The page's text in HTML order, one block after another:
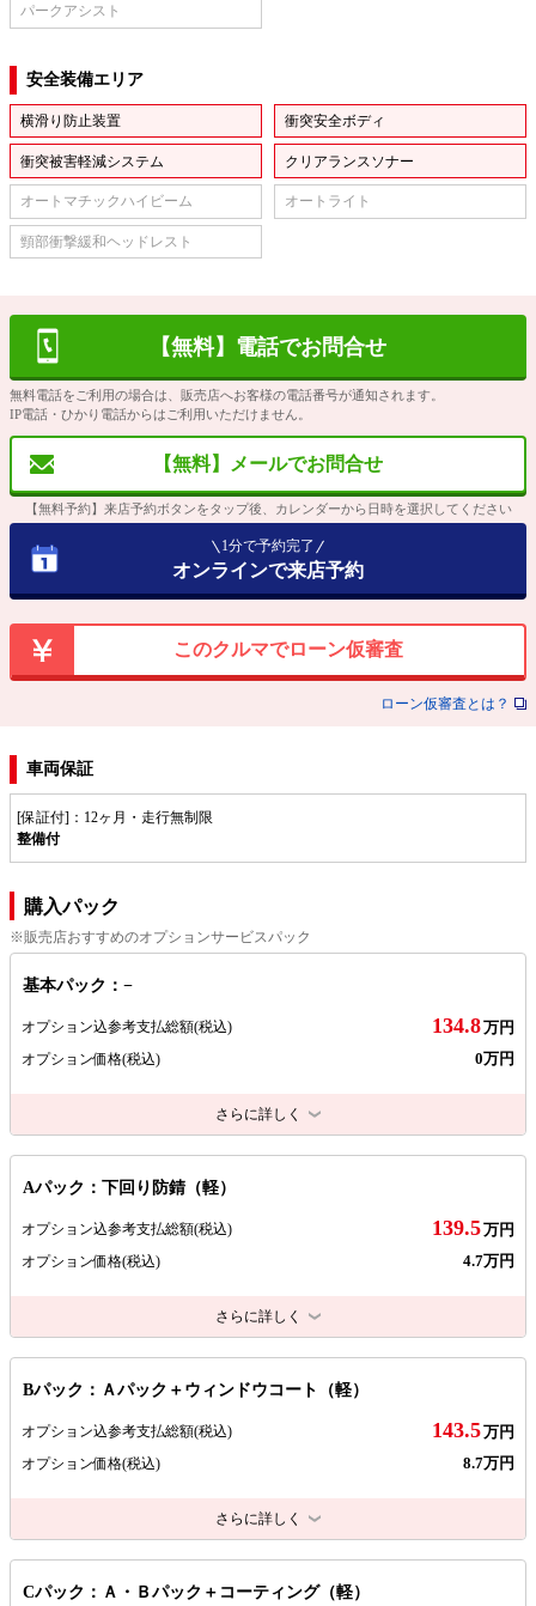
パークアシスト
安全装備エリア
横滑り防止装置 衝突安全ボディ
衝突被害軽減システム クリアランスソナー
オートマチックハイビーム オートライト
頸部衝撃緩和ヘッドレスト
【無料】電話でお問合せ
無料電話をご利用の場合は、販売店へお客様の電話番号が通知されます。
IP電話・ひかり電話からはご利用いただけません。
【無料】メールでお問合せ
【無料予約】来店予約ボタンをタップ後、カレンダーから日時を選択してください
1分で予約完了
オンラインで来店予約
このクルマでローン仮審査
ローン仮審査とは？
車両保証
[保証付]：12ヶ月・走行無制限
整備付
購入パック
※販売店おすすめのオプションサービスパック
基本パック：−
オプション込参考支払総額(税込) 134.8万円
オプション価格(税込) 0万円
さらに詳しく
Aパック：下回り防錆（軽）
オプション込参考支払総額(税込) 139.5万円
オプション価格(税込) 4.7万円
さらに詳しく
Bパック：Ａパック＋ウィンドウコート（軽）
オプション込参考支払総額(税込) 143.5万円
オプション価格(税込) 8.7万円
さらに詳しく
Cパック：Ａ・Ｂパック＋コーティング（軽）